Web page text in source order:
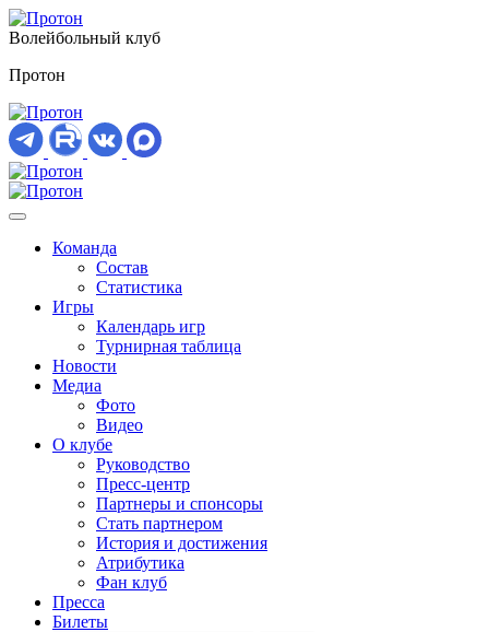
Волейбольный клуб
Протон
Команда
Состав
Статистика
Игры
Календарь игр
Турнирная таблица
Новости
Медиа
Фото
Видео
О клубе
Руководство
Пресс-центр
Партнеры и спонсоры
Стать партнером
История и достижения
Атрибутика
Фан клуб
Пресса
Билеты